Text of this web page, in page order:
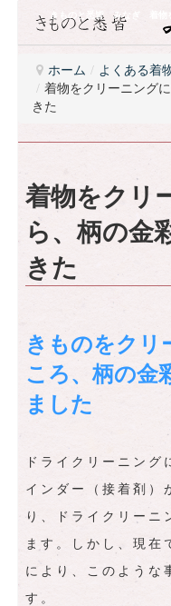
きものと悉皆 みなぎ 着物
ホーム / よくある着
/ 着物をクリーニング
きた
着物をクリ
ら、柄の金
きた
きものをクリ
ころ、柄の金
ました
ドライクリーニン
インダー（接着剤）
り、ドライクリーニ
ます。しかし、現在
により、このような
す。